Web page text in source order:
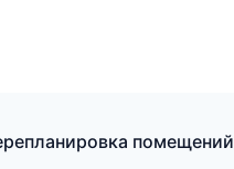
помещений